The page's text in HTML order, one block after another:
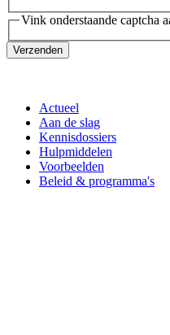
Vink onderstaande captcha
Verzenden
Actueel
Aan de slag
Kennisdossiers
Hulpmiddelen
Voorbeelden
Beleid & programma's